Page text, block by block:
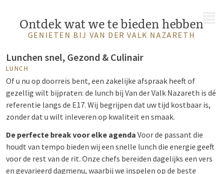
Ontdek wat we te bieden hebben
GENIETEN BIJ VAN DER VALK NAZARETH
Lunchen snel, Gezond & Culinair
LUNCH
Of u nu op doorreis bent, een zakelijke afspraak heeft of
gezellig wilt bijpraten: de lunch bij Van der Valk Nazareth is dé
referentie langs de E17. Wij begrijpen dat uw tijd kostbaar is,
zonder dat u wilt inleveren op kwaliteit en smaak.
De perfecte break voor elke agenda Voor de passant die
houdt van tempo bieden wij een snelle lunch die energie geeft
voor de rest van de rit. Onze chefs bereiden dagelijks een vers
en gevarieerd dagmenu, waarbij we inspelen op de beste